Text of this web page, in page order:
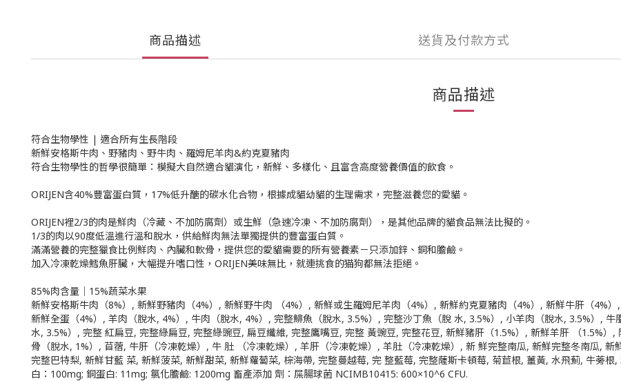
商品描述 送貨及付款方式
商品描述
符合生物學性 | 適合所有生長階段
新鮮安格斯牛肉、野豬肉、野牛肉、羅姆尼羊肉&約克夏豬肉
符合生物學性的哲學很簡單：模擬大自然適合貓演化，新鮮、多樣化、且富含高度營養價值的飲食。
ORIJEN含40%豐富蛋白質，17%低升醣的碳水化合物，根據成貓幼貓的生理需求，完整滋養您的愛貓。
ORIJEN裡2/3的肉是鮮肉（冷藏、不加防腐劑）或生鮮（急速冷凍、不加防腐劑），是其他品牌的貓食品無法比擬的。
1/3的肉以90度低溫進行溫和脫水，供給鮮肉無法單獨提供的豐富蛋白質。
滿滿營養的完整獵食比例鮮肉、內臟和軟骨，提供您的愛貓需要的所有營養素－只添加鋅、銅和膽鹼。
加入冷凍乾燥鱈魚肝臟，大幅提升嗜口性，ORIJEN美味無比，就連挑食的猫狗都無法拒絕。
85%肉含量｜15%蔬菜水果
新鮮安格斯牛肉（8%）, 新鮮野豬肉（4%）, 新鮮野牛肉 （4%）, 新鮮或生羅姆尼羊肉（4%）, 新鮮約克夏豬肉（4%）, 新鮮牛肝（4%
新鮮全蛋（4%）, 羊肉（脫水, 4%）, 牛肉（脫水, 4%）, 完整鯡魚（脫水, 3.5%）, 完整沙丁魚（脫 水, 3.5%）, 小羊肉（脫水, 3.5%）,
水, 3.5%）, 完整 紅扁豆, 完整綠扁豆, 完整綠豌豆, 扁豆纖維, 完整鷹嘴豆, 完整 黃豌豆, 完整花豆, 新鮮豬肝（1.5%）, 新鮮羊肝 （1.5%
骨（脫水, 1%）, 苜蓿, 牛肝（冷凍乾燥）, 牛 肚 （冷凍乾燥）, 羊肝（冷凍乾燥）, 羊肚（冷凍乾燥）, 新 鮮完整南瓜, 新鮮完整冬南瓜,
完整巴特梨, 新鮮甘藍 菜, 新鮮菠菜, 新鮮甜菜, 新鮮蘿蔔菜, 棕海帶, 完整蔓越莓, 完 整藍莓, 完整薩斯卡頓莓, 菊苣根, 薑黃, 水飛薊, 牛蒡
白：100mg; 銅蛋白: 11mg; 氯化膽鹼: 1200mg 畜產添加 劑：屎腸球菌 NCIMB10415: 600×10^6 CFU.